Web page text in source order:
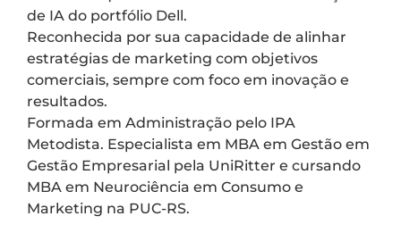
de IA do portfólio Dell.
Reconhecida por sua capacidade de alinhar
estratégias de marketing com objetivos
comerciais, sempre com foco em inovação e
resultados.
Formada em Administração pelo IPA
Metodista. Especialista em MBA em Gestão em
Gestão Empresarial pela UniRitter e cursando
MBA em Neurociência em Consumo e
Marketing na PUC-RS.